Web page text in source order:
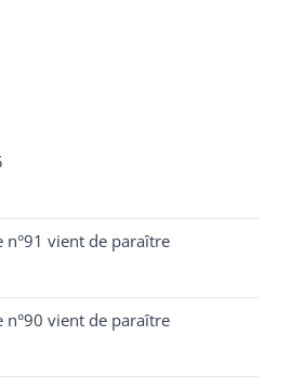
n°91 vient de paraître
n°90 vient de paraître